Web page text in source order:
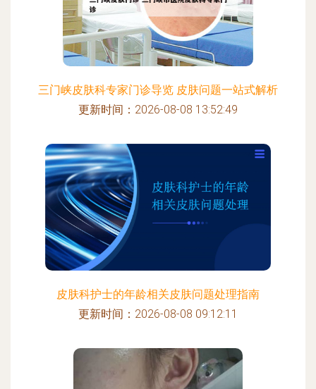
三门峡皮肤科专家门诊导览 皮肤问题一站式解析
更新时间：2026-08-08 13:52:49
皮肤科护士的年龄相关皮肤问题处理指南
更新时间：2026-08-08 09:12:11